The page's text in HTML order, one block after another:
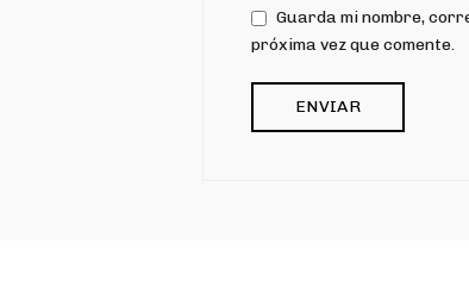
Guarda mi nombre,
próxima vez que comente.